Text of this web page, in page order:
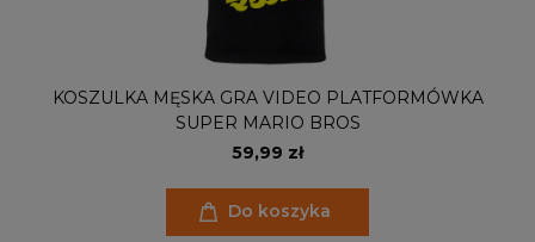
KOSZULKA MĘSKA GRA VIDEO PLATFORMÓWKA
SUPER MARIO BROS
59,99 zł
Do koszyka